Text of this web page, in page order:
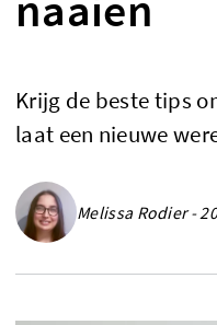
Krijg de beste tips
laat een nieuwe
Melissa Rodier -